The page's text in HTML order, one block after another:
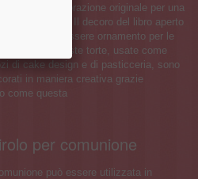
come decorazione originale per una
di laurea. Il decoro del libro aperto
può anche essere ornamento per le
finte. Queste torte, usate come
di cake design e di pasticceria, sono
in maniera creativa grazie
come questa
per comunione
può essere utilizzata in